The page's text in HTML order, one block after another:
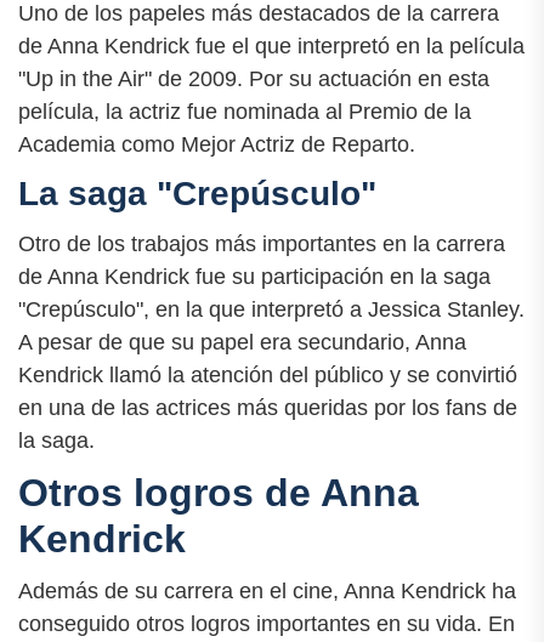
Uno de los papeles más destacados de la carrera
de Anna Kendrick fue el que interpretó en la película
"Up in the Air" de 2009. Por su actuación en esta
película, la actriz fue nominada al Premio de la
Academia como Mejor Actriz de Reparto.
La saga "Crepúsculo"
Otro de los trabajos más importantes en la carrera
de Anna Kendrick fue su participación en la saga
"Crepúsculo", en la que interpretó a Jessica Stanley.
A pesar de que su papel era secundario, Anna
Kendrick llamó la atención del público y se convirtió
en una de las actrices más queridas por los fans de
la saga.
Otros logros de Anna
Kendrick
Además de su carrera en el cine, Anna Kendrick ha
conseguido otros logros importantes en su vida. En